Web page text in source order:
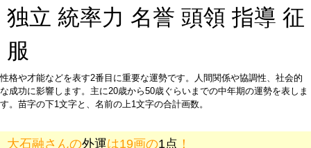
独立 統率力 名誉 頭領 指導 征
服
性格や才能などを表す2番目に重要な運勢です。人間関係や協調性、社会的
な成功に影響します。主に20歳から50歳ぐらいまでの中年期の運勢を表しま
す。苗字の下1文字と、名前の上1文字の合計画数。
大石融さんの外運は19画の1点 ！